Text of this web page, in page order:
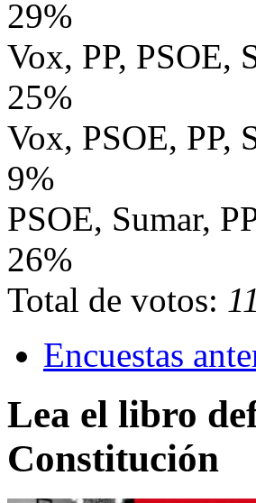
29%
Vox, PP, PSOE,
25%
Vox, PSOE, PP,
9%
PSOE, Sumar,
26%
Total de votos:
Encuestas
Lea el libro
Constitución